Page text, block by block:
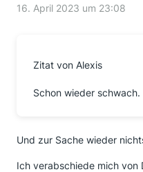
16. April 2023 um 23:08
Zitat von Alexis
Schon wieder schwach.
Und zur Sache wieder
Ich verabschiede mich von